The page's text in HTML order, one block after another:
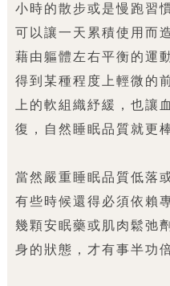
小時的散步或是慢跑習
可以讓一天累積使用而
藉由軀體左右平衡的運
得到某種程度上輕微的
上的軟組織紓緩，也讓
復，自然睡眠品質就更
當然嚴重睡眠品質低落
有些時候還得必須依賴
幾顆安眠藥或肌肉鬆弛
身的狀態，才有事半功